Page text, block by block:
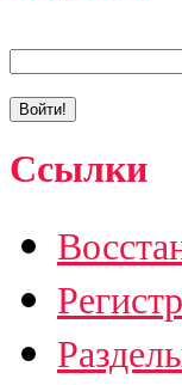
Ссылки